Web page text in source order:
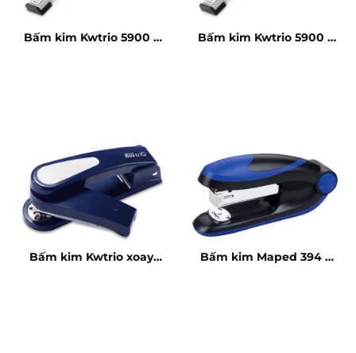
Bấm kim Kwtrio 5900 –
Bấm kim Kwtrio 5900 –
Bấm kim Kwtrio xoay
Bấm kim Maped 394 –